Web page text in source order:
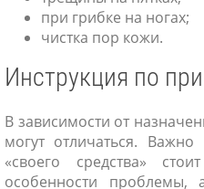
при грибке на ногах;
чистка пор кожи.
Инструкция по
В зависимости от
могут отличаться.
«своего средства»
особенности проблемы,